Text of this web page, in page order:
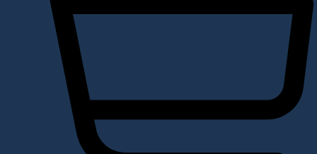
Услуги дизайнера интерьера